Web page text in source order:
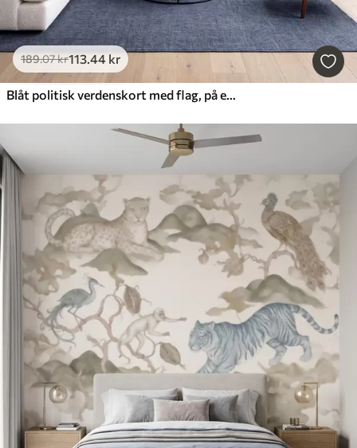
189.07kr113.44 kr
Blåt politisk verdenskort med flag, på engelsk